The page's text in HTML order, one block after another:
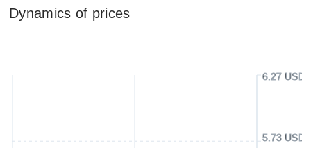
Dynamics of prices
5.73 USD
6.27 USD